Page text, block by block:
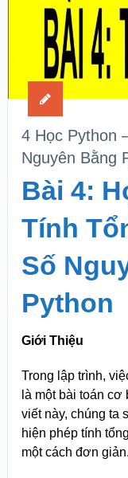
4 Học Python
Nguyên Bằng
Bài 4:
Tính
Số
Python
Giới Thiệu
Trong lập trình,
là một bài toán cơ
viết này, chúng ta
hiện phép tính
một cách đơn giản.